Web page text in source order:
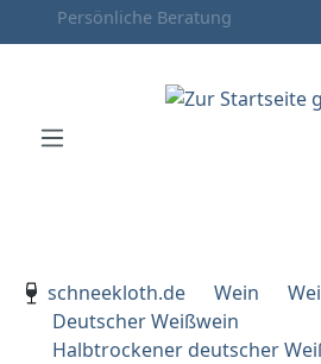
Zum Hauptinhalt springen
Zur Hauptnavigation springen
schneekloth.de
Wein
Deutscher Weißwein
Halbtrockener deutscher